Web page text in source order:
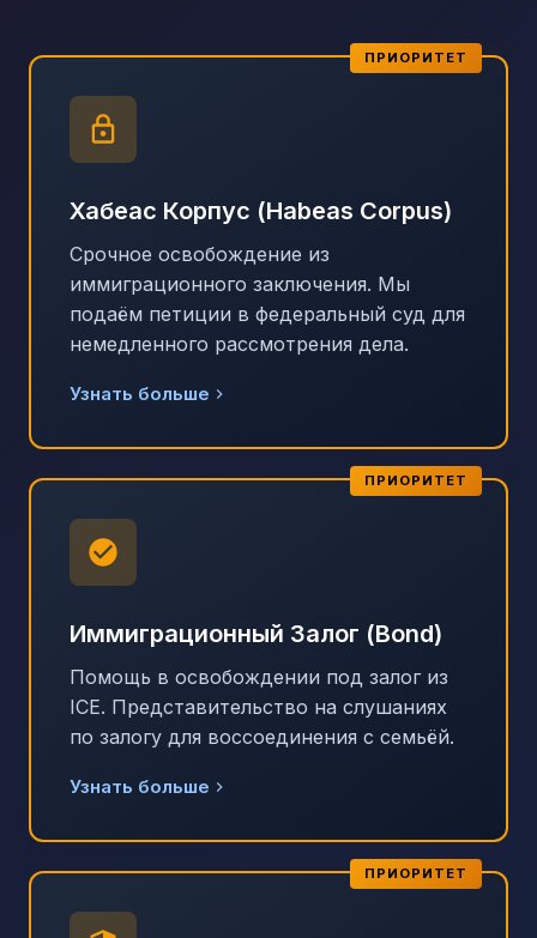
ПРИОРИТЕТ
Хабеас Корпус (Habeas Corpus)
Срочное освобождение из
иммиграционного заключения. Мы
подаём петиции в федеральный суд для
немедленного рассмотрения дела.
Узнать больше
ПРИОРИТЕТ
Иммиграционный Залог (Bond)
Помощь в освобождении под залог из
ICE. Представительство на слушаниях
по залогу для воссоединения с семьёй.
Узнать больше
ПРИОРИТЕТ